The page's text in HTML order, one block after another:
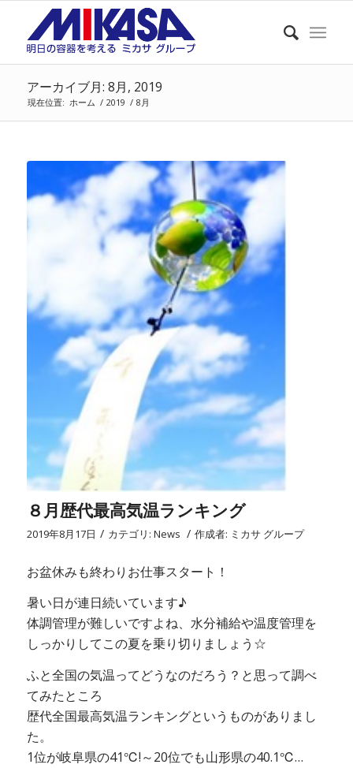
アーカイブ月: 8月, 2019
現在位置: ホーム / 2019 / 8月
８月歴代最高気温ランキング
2019年8月17日 / カテゴリ: News / 作成者: ミカサ グループ
お盆休みも終わりお仕事スタート！
暑い日が連日続いています♪
体調管理が難しいですよね、水分補給や温度管理を
しっかりしてこの夏を乗り切りましょう☆
ふと全国の気温ってどうなのだろう？と思って調べ
てみたところ
歴代全国最高気温ランキングというものがありまし
た。
1位が岐阜県の41℃!～20位でも山形県の40.1℃…